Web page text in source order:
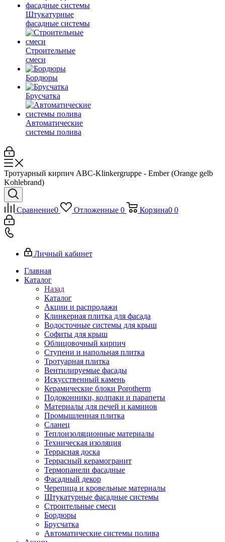
Штукатурные
фасадные системы
Строительные
смеси
Бордюры
Брусчатка
Автоматические
системы полива
Тротуарный кирпич ABC-Klinkergruppe - Ember (Orange gelb
Kohlebrand)
Сравнение0 Отложенные 0 Корзина0 0
Личный кабинет
Главная
Каталог
Назад
Каталог
Акции и распродажи
Клинкерная плитка для фасада
Водосточные системы для крыш
Софиты для крыш
Облицовочный кирпич
Ступени и напольная плитка
Тротуарная плитка
Вентилируемые фасады
Искусственный камень
Керамические блоки Porotherm
Подоконники, колпаки и парапеты
Материалы для печей и каминов
Промышленная плитка
Сланец
Теплоизоляционные материалы
Техническая изоляция
Террасная доска
Террасный керамогранит
Термопанели фасадные
Фасадный декор
Черепица и кровельные материалы
Штукатурные фасадные системы
Строительные смеси
Бордюры
Брусчатка
Автоматические системы полива